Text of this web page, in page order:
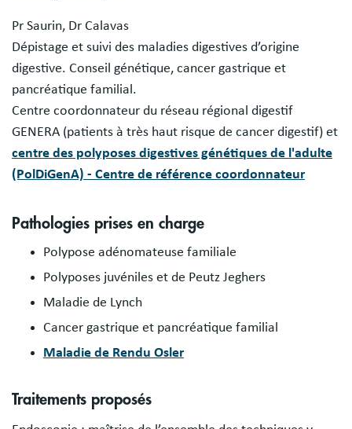
Pr Saurin, Dr Calavas
Dépistage et suivi des maladies digestives d’origine
digestive. Conseil génétique, cancer gastrique et
pancréatique familial.
Centre coordonnateur du réseau régional digestif
GENERA (patients à très haut risque de cancer digestif) et
centre des polyposes digestives génétiques de l'adulte
(PolDiGenA) - Centre de référence coordonnateur
Pathologies prises en charge
Polypose adénomateuse familiale
Polyposes juvéniles et de Peutz Jeghers
Maladie de Lynch
Cancer gastrique et pancréatique familial
Maladie de Rendu Osler
Traitements proposés